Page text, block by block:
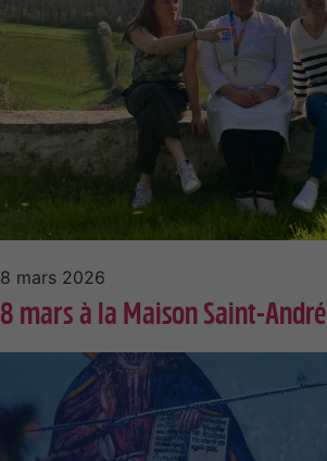
8 mars 2026
8 mars à la Maison Saint-André